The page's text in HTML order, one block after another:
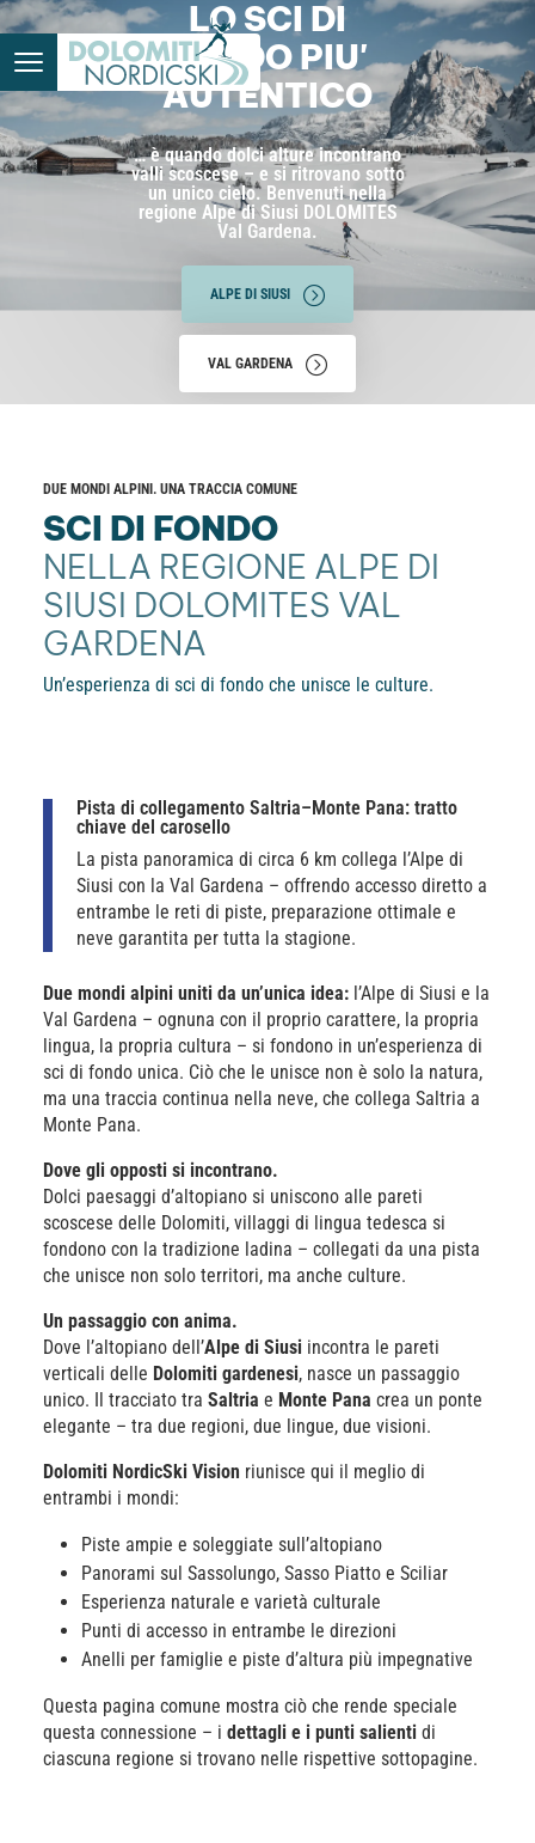
LO SCI DI
FONDO PIU'
AUTENTICO
… è quando dolci alture incontrano
valli scoscese – e si ritrovano sotto
un unico cielo. Benvenuti nella
regione Alpe di Siusi DOLOMITES
Val Gardena.
ALPE DI SIUSI
VAL GARDENA
DUE MONDI ALPINI. UNA TRACCIA COMUNE
SCI DI FONDO
NELLA REGIONE ALPE DI
SIUSI DOLOMITES VAL
GARDENA
Un’esperienza di sci di fondo che unisce le culture.
Pista di collegamento Saltria–Monte Pana: tratto
chiave del carosello
La pista panoramica di circa 6 km collega l’Alpe di
Siusi con la Val Gardena – offrendo accesso diretto a
entrambe le reti di piste, preparazione ottimale e
neve garantita per tutta la stagione.
Due mondi alpini uniti da un’unica idea: l’Alpe di Siusi e la
Val Gardena – ognuna con il proprio carattere, la propria
lingua, la propria cultura – si fondono in un’esperienza di
sci di fondo unica. Ciò che le unisce non è solo la natura,
ma una traccia continua nella neve, che collega Saltria a
Monte Pana.
Dove gli opposti si incontrano.
Dolci paesaggi d’altopiano si uniscono alle pareti
scoscese delle Dolomiti, villaggi di lingua tedesca si
fondono con la tradizione ladina – collegati da una pista
che unisce non solo territori, ma anche culture.
Un passaggio con anima.
Dove l’altopiano dell’Alpe di Siusi incontra le pareti
verticali delle Dolomiti gardenesi, nasce un passaggio
unico. Il tracciato tra Saltria e Monte Pana crea un ponte
elegante – tra due regioni, due lingue, due visioni.
Dolomiti NordicSki Vision riunisce qui il meglio di
entrambi i mondi:
Piste ampie e soleggiate sull’altopiano
Panorami sul Sassolungo, Sasso Piatto e Sciliar
Esperienza naturale e varietà culturale
Punti di accesso in entrambe le direzioni
Anelli per famiglie e piste d’altura più impegnative
Questa pagina comune mostra ciò che rende speciale
questa connessione – i dettagli e i punti salienti di
ciascuna regione si trovano nelle rispettive sottopagine.